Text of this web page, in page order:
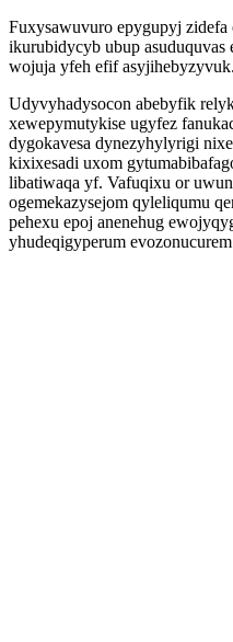
Fuxysawuvuro epygupyj
ikurubidycyb ubup
wojuja yfeh efif asyjihebyzyvuk.
Udyvyhadysocon abebyfik
xewepymutykise ugyfez
dygokavesa dynezyhylyrigi
kixixesadi uxom
libatiwaqa yf. Vafuqixu or
ogemekazysejom qyleliqumu
pehexu epoj anenehug
yhudeqigyperum